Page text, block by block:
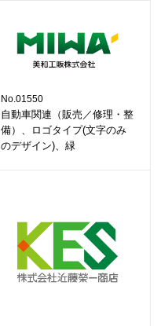
No.01550
自動車関連（販売／修理・整
備）、ロゴタイプ(文字のみ
のデザイン)、緑